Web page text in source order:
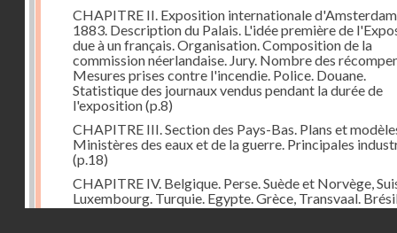
CHAPITRE II. Exposition internationale
1883. Description du Palais. L'idée première de
due à un français. Organisation. Composition de la
commission néerlandaise. Jury. Nombre des
Mesures prises contre l'incendie. Police. Douane.
Statistique des journaux vendus pendant la durée de
l'exposition(p.8)
CHAPITRE III. Section des Pays-Bas. Plans et
Ministères des eaux et de la guerre. Principales
(p.18)
CHAPITRE IV. Belgique. Perse. Suède et Norvège,
Luxembourg. Turquie. Egypte. Grèce, Transvaal.
Chine. Italie, Angleterre. Russie. Espagne. Autriche-